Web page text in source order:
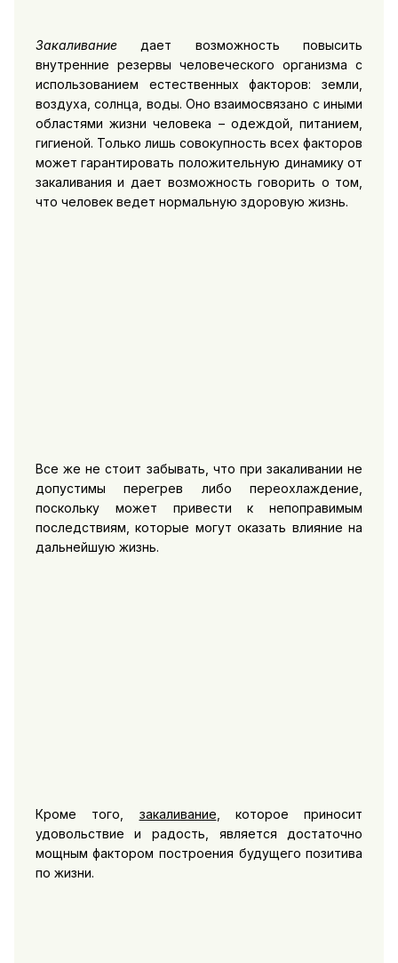
Закаливаниедает возможность повысить
внутренние резервы человеческого организма с
использованием естественных факторов: земли,
воздуха, солнца, воды. Оно взаимосвязано с иными
областями жизни человека – одеждой, питанием,
гигиеной. Только лишь совокупность всех факторов
может гарантировать положительную динамику от
закаливания и дает возможность говорить о том,
что человек ведет нормальную здоровую жизнь.
Все же не стоит забывать, что при закаливании не
допустимы перегрев либо переохлаждение,
поскольку может привести к непоправимым
последствиям, которые могут оказать влияние на
дальнейшую жизнь.
Кроме того, закаливание , которое приносит
удовольствие и радость, является достаточно
мощным фактором построения будущего позитива
по жизни.